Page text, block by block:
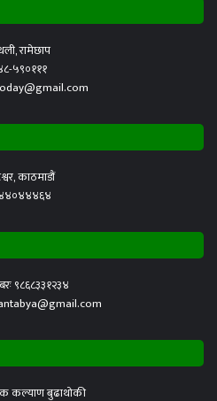
रामेछाप
५९०१११
काठमाडौं
९८६८३३१२३४
कल्याण बुढाथोकी